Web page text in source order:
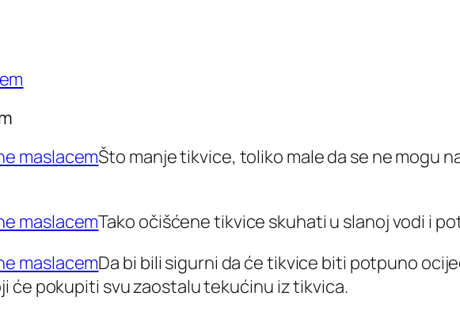
Što manje tikvice, toliko male da se ne mogu
Tako očišćene tikvice skuhati u slanoj vodi i
Da bi bili sigurni da će tikvice biti potpuno
će pokupiti svu zaostalu tekućinu iz tikvica.